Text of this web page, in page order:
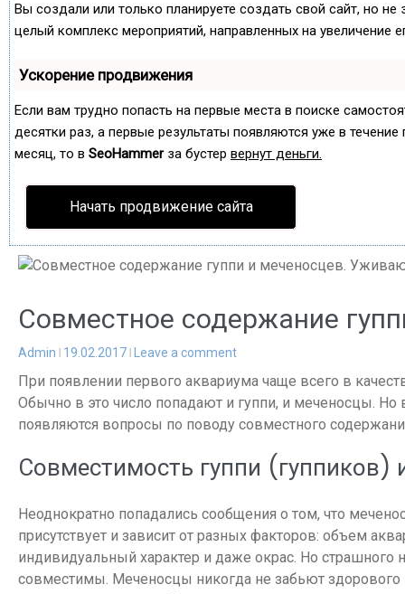
Вы создали или только планируете создать свой сайт, но
целый комплекс мероприятий, направленных на
Ускорение продвижения
Если вам трудно попасть на первые места в поиске
десятки раз, а первые результаты появляются уже в
месяц, то в SeoHammerза бустер вернут деньги.
Начать продвижение сайта
Совместное содержание
Admin 19.02.2017 Leave a comment
При появлении первого аквариума чаще всего в
Обычно в это число попадают и гуппи, и меченосцы.
появляются вопросы по поводу совместного
Совместимость гуппи (гуппиков)
Неоднократно попадались сообщения о том, что
присутствует и зависит от разных факторов: объем
индивидуальный характер и даже окрас. Но
совместимы. Меченосцы никогда не забьют здорового